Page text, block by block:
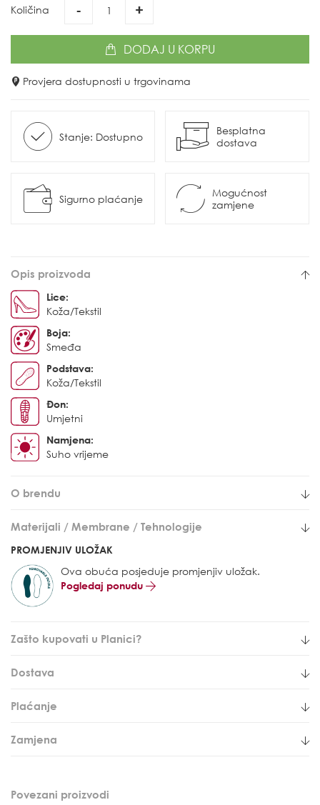
Količina - +
DODAJ U KORPU
Provjera dostupnosti u trgovinama
Stanje: Dostupno
Besplatna
dostava
Sigurno plaćanje
Mogućnost
zamjene
Opis proizvoda
Lice:
Koža/Tekstil
Boja:
Smeđa
Podstava:
Koža/Tekstil
Đon:
Umjetni
Namjena:
Suho vrijeme
O brendu
Materijali / Membrane / Tehnologije
PROMJENJIV ULOŽAK
Ova obuća posjeduje promjenjiv uložak.
Pogledaj ponudu
Zašto kupovati u Planici?
Dostava
Plaćanje
Zamjena
Povezani proizvodi